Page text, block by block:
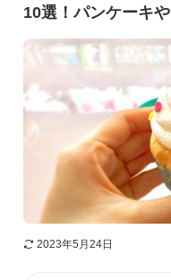
10選！パンケーキ
2023年5月24日